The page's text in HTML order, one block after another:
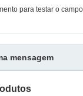
para testar o
mensagem